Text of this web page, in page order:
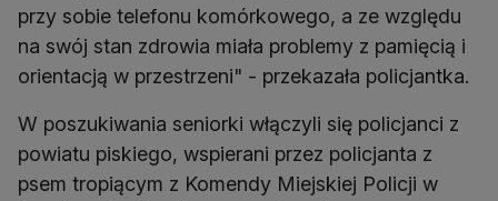
przy sobie telefonu komórkowego, a ze względu
na swój stan zdrowia miała problemy z pamięcią i
orientacją w przestrzeni" - przekazała policjantka.
W poszukiwania seniorki włączyli się policjanci z
powiatu piskiego, wspierani przez policjanta z
psem tropiącym z Komendy Miejskiej Policji w